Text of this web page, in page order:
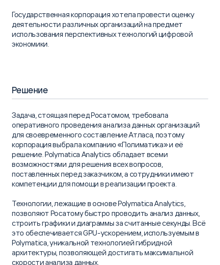
Государственная корпорация хотела провести оценку
деятельности различных организаций на предмет
использования перспективных технологий цифровой
экономики.
Решение
Задача, стоящая перед Росатомом, требовала
оперативного проведения анализа данных организаций
для своевременного составление Атласа, поэтому
корпорация выбрала компанию «Полиматика» и её
решение. Polymatica Analytics обладает всеми
возможностями для решения всех вопросов,
поставленных перед заказчиком, а сотрудники имеют
компетенции для помощи в реализации проекта.
Технологии, лежащие в основе Polymatica Analytics,
позволяют Росатому быстро проводить анализ данных,
строить графики и диаграммы за считанные секунды. Всё
это обеспечивается GPU-ускорением, используемым в
Polymatica, уникальной технологией гибридной
архитектуры, позволяющей достигать максимальной
скорости анализа данных.